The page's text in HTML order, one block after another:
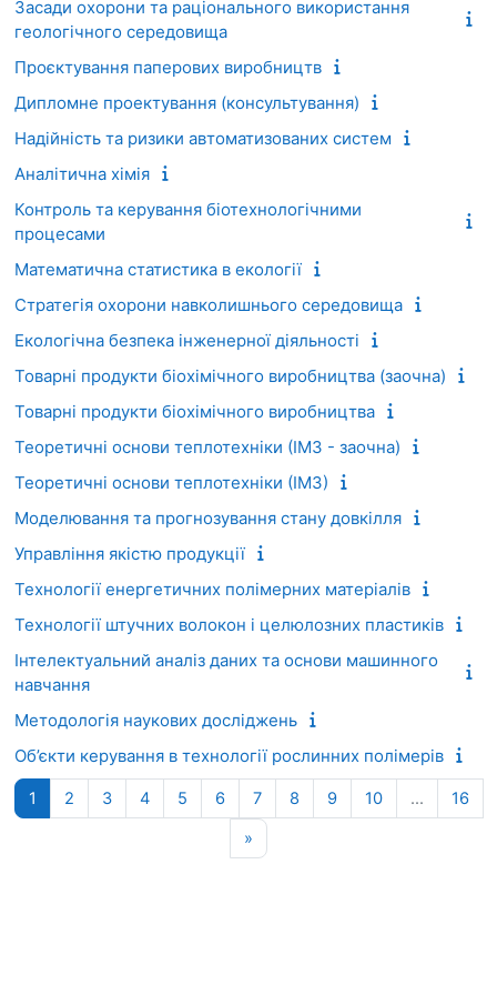
Засади охорони та раціонального використання
геологічного середовища
Проєктування паперових виробництв
Дипломне проектування (консультування)
Надійність та ризики автоматизованих систем
Аналітична хімія
Контроль та керування біотехнологічними
процесами
Математична статистика в екології
Стратегія охорони навколишнього середовища
Екологічна безпека інженерної діяльності
Товарні продукти біохімічного виробництва (заочна)
Товарні продукти біохімічного виробництва
Теоретичні основи теплотехніки (ІМЗ - заочна)
Теоретичні основи теплотехніки (ІМЗ)
Моделювання та прогнозування стану довкілля
Управління якістю продукції
Технології енергетичних полімерних матеріалів
Технології штучних волокон і целюлозних пластиків
Інтелектуальний аналіз даних та основи машинного
навчання
Методологія наукових досліджень
Об’єкти керування в технології рослинних полімерів
1 Сторінка 1
2Сторінка 2
3Сторінка 3
4Сторінка 4
5Сторінка 5
6Сторінка 6
7Сторінка 7
8Сторінка 8
9Сторінка 9
10Сторінка 10
… 16
»Наступна сторінка